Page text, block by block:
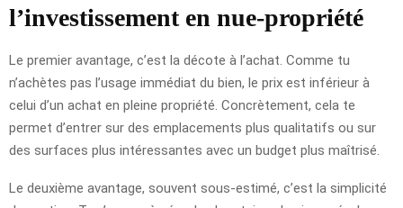
l’investissement en nue-propriété
Le premier avantage, c’est la décote à l’achat. Comme tu
n’achètes pas l’usage immédiat du bien, le prix est inférieur à
celui d’un achat en pleine propriété. Concrètement, cela te
permet d’entrer sur des emplacements plus qualitatifs ou sur
des surfaces plus intéressantes avec un budget plus maîtrisé.
Le deuxième avantage, souvent sous-estimé, c’est la simplicité